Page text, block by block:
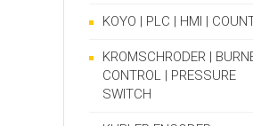
KOYO | PLC | HMI |
KROMSCHRODER |
CONTROL | PRESSURE
SWITCH